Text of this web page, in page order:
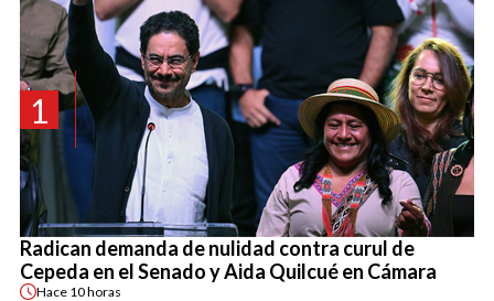
1
Radican demanda de nulidad contra curul de
Cepeda en el Senado y Aida Quilcué en Cámara
Hace 10 horas